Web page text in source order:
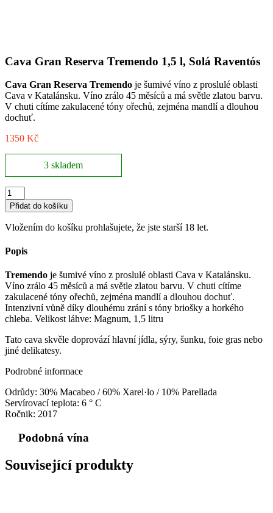
Cava Gran Reserva Tremendo 1,5 l, Solá Raventós
Cava Gran Reserva Tremendo je šumivé víno z proslulé oblasti
Cava v Katalánsku. Víno zrálo 45 měsíců a má světle zlatou barvu.
V chuti cítíme zakulacené tóny ořechů, zejména mandlí a dlouhou
dochuť.
1350 Kč
3 skladem
Cava
Gran
Reserva
Tremendo
l,
Solá
množství
Přidat do košíku
Vložením do košíku prohlašujete, že jste starší 18 let.
Popis
Tremendo je šumivé víno z proslulé oblasti Cava v Katalánsku.
Víno zrálo 45 měsíců a má světle zlatou barvu. V chuti cítíme
zakulacené tóny ořechů, zejména mandlí a dlouhou dochuť.
Intenzivní vůně díky dlouhému zrání s tóny briošky a horkého
chleba. Velikost láhve: Magnum, 1,5 litru
Tato cava skvěle doprovází hlavní jídla, sýry, šunku, foie gras nebo
jiné delikatesy.
Podrobné informace
Odrůdy: 30% Macabeo / 60% Xarel·lo / 10% Parellada
Servírovací teplota: 6 ° C
Ročnik: 2017
Podobná vína
Související produkty